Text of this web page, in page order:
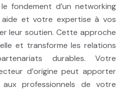
fondement d’un networking
et votre expertise à vos
leur soutien. Cette approche
et transforme les relations
durables. Votre
d’origine peut apporter
professionnels de votre